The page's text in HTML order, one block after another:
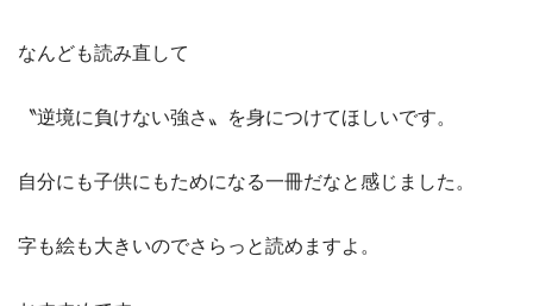
なんども読み直して
〝逆境に負けない強さ〟を身につけてほしいです。
自分にも子供にもためになる一冊だなと感じました。
字も絵も大きいのでさらっと読めますよ。